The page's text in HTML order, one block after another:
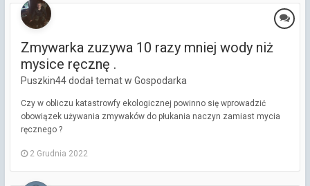
Zmywarka zuzywa 10 razy mniej wody niż
mysice ręcznę .
Puszkin44 dodał temat w Gospodarka
Czy w obliczu katastrowfy ekologicznej powinno się wprowadzić
obowiązek używania zmywaków do płukania naczyn zamiast mycia
ręcznego ?
2 Grudnia 2022